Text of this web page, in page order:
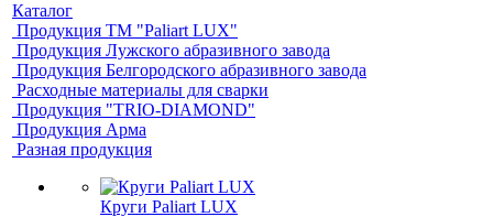
Каталог
Продукция ТМ "Paliart LUX"
Продукция Лужского абразивного завода
Продукция Белгородского абразивного завода
Расходные материалы для сварки
Продукция "TRIO-DIAMOND"
Продукция Арма
Разная продукция
Круги Paliart LUX